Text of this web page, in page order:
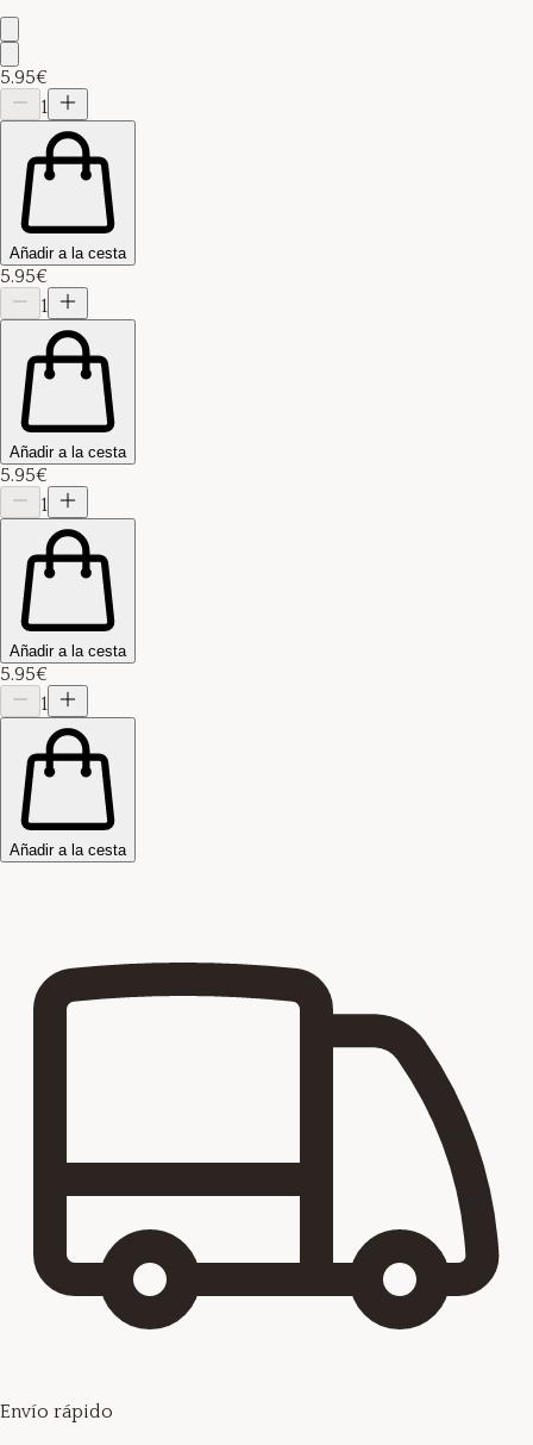
5.95€
1
Añadir a la cesta
5.95€
1
Añadir a la cesta
5.95€
1
Añadir a la cesta
5.95€
1
Añadir a la cesta
Envío rápido